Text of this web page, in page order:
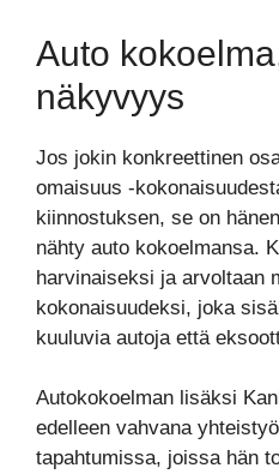
Auto
näkyvyys
Jos jokin konkreettinen
omaisuus -
kiinnostuksen, se on
nähty auto kokoelmansa.
harvinaiseksi ja arvoltaan
kokonaisuudeksi, joka
kuuluvia autoja että
Autokokoelman lisäksi
edelleen vahvana
tapahtumissa, joissa hän